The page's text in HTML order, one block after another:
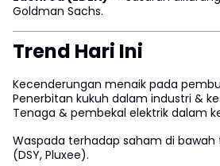
Goldman Sachs.
Trend Hari Ini
Kecenderungan menaik pada
Penerbitan kukuh dalam industri &
Tenaga & pembekal elektrik dalam
Waspada terhadap saham di bawah
(DSY, Pluxee).